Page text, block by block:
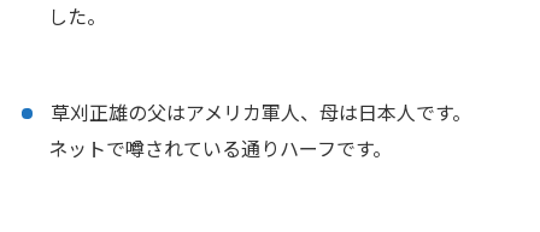
した。
草刈正雄の父はアメリカ軍人、母は日本人です。
ネットで噂されている通りハーフです。